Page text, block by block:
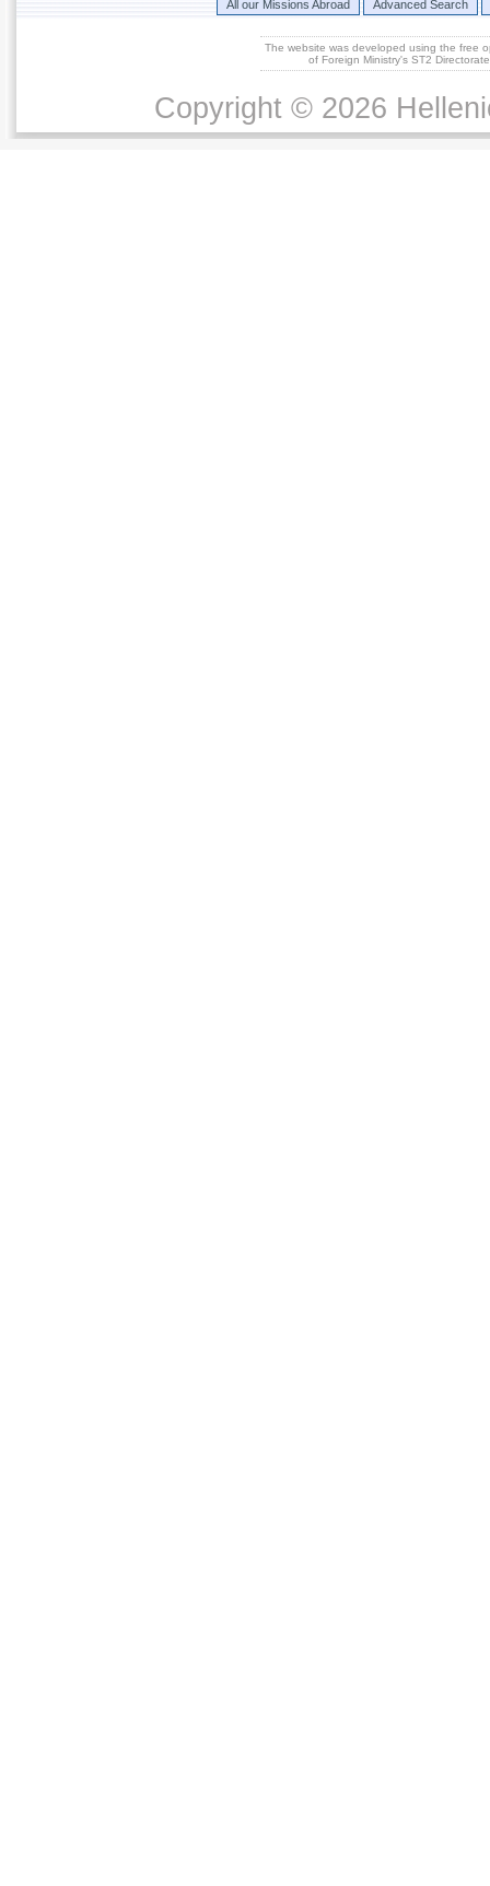
All our Missions Abroad Advanced Search
The website was developed using the free
of Foreign Ministry's ST2
Copyright © 2026